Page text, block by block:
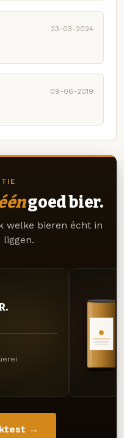
23-03-2024
09-06-2019
goed bier.
welke bieren écht in
liggen.
→